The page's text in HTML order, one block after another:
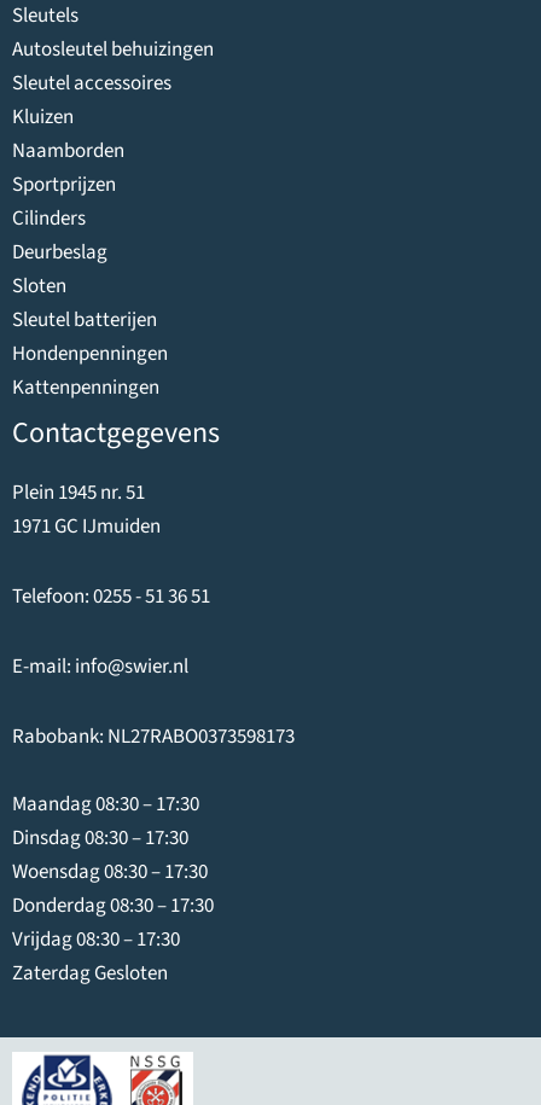
Sleutels
Autosleutel behuizingen
Sleutel accessoires
Kluizen
Naamborden
Sportprijzen
Cilinders
Deurbeslag
Sloten
Sleutel batterijen
Hondenpenningen
Kattenpenningen
Contactgegevens
Plein 1945 nr. 51
1971 GC IJmuiden
Telefoon:0255 - 51 36 51
E-mail: info@swier.nl
Rabobank: NL27RABO0373598173
Maandag 08:30 – 17:30
Dinsdag 08:30 – 17:30
Woensdag 08:30 – 17:30
Donderdag 08:30 – 17:30
Vrijdag 08:30 – 17:30
Zaterdag Gesloten